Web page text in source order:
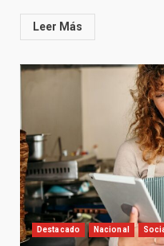
Leer Más
Destacado Nacional